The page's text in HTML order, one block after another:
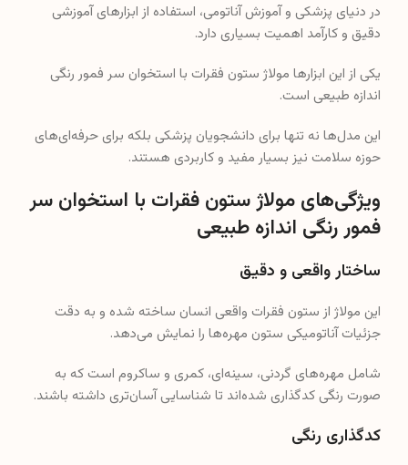
در دنیای پزشکی و آموزش آناتومی، استفاده از ابزارهای آموزشی
دقیق و کارآمد اهمیت بسیاری دارد.
یکی از این ابزارها مولاژ ستون فقرات با استخوان سر فمور رنگی
اندازه طبیعی است.
این مدل‌ها نه تنها برای دانشجویان پزشکی بلکه برای حرفه‌ای‌های
حوزه سلامت نیز بسیار مفید و کاربردی هستند.
ویژگی‌های مولاژ ستون فقرات با استخوان سر
فمور رنگی اندازه طبیعی
ساختار واقعی و دقیق
این مولاژ از ستون فقرات واقعی انسان ساخته شده و به دقت
جزئیات آناتومیکی ستون مهره‌ها را نمایش می‌دهد.
شامل مهره‌های گردنی، سینه‌ای، کمری و ساکروم است که به
صورت رنگی کدگذاری شده‌اند تا شناسایی آسان‌تری داشته باشند.
کدگذاری رنگی